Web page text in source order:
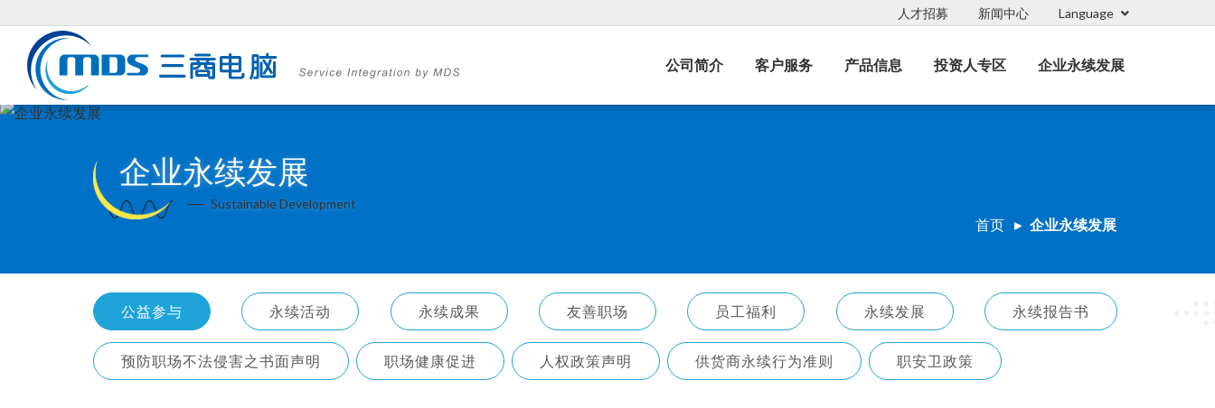
人才招募 新闻中心 Language
公司简介 客户服务 产品信息 投资人专区 企业永续发展
企业永续发展
Sustainable Development
首页 企业永续发展
公益参与 永续活动 永续成果 友善职场 员工福利 永续发展 永续报告书
预防职场不法侵害之书面声明 职场健康促进 人权政策声明 供货商永续行为准则 职安卫政策